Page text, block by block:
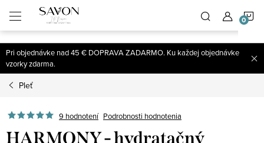
Prejsť
na
obsah
Pri objednávke nad 45 € DOPRAVA ZADARMO. Ku každej objednávke
vzorky zdarma.
Pleť
9 hodnotení Podrobnosti hodnotenia
HARMONY - hydratačný